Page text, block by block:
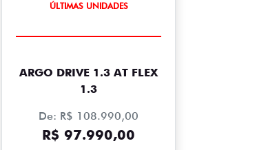
OPORTUNIDADE
ARGO DRIVE 1.3 AT FLEX
1.3
De: R$ 108.990,00
R$ 97.990,00